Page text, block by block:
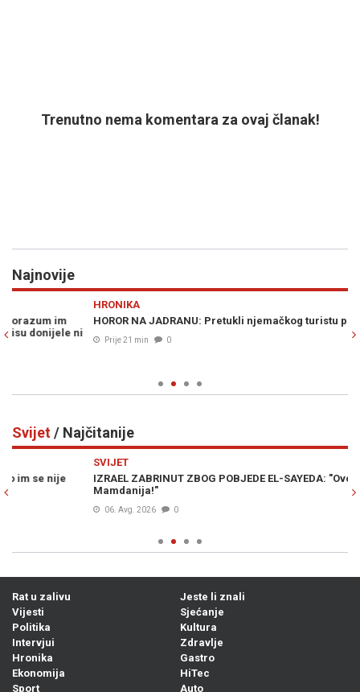
Trenutno nema komentara za ovaj članak!
Najnovije
HOROR NA JADRANU: Pretukli njemačkog turistu pa ga opljačkali
Prije 21 min
Svijet/ Najčitanije
IZRAEL ZABRINUT ZBOG POBJEDE EL-SAYEDA: "Ovo je gore od
0
Rat u zalivu
Vijesti
Politika
Intervjui
Hronika
Ekonomija
Sport
Jeste li znali
Sjećanje
Kultura
Zdravlje
Gastro
HiTec
Auto